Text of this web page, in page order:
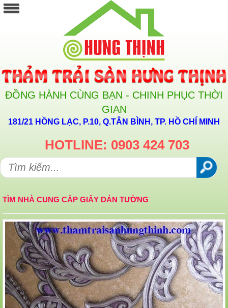
ĐỒNG HÀNH CÙNG BẠN - CHINH PHỤC THỜI
GIAN
181/21 HỒNG LẠC, P.10, Q.TÂN BÌNH, TP. HỒ CHÍ MINH
HOTLINE: 0903 424 703
TÌM NHÀ CUNG CẤP GIẤY DÁN TƯỜNG